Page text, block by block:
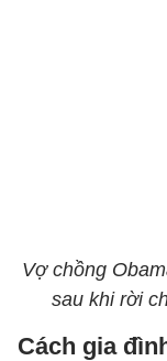
Vợ chồng
sau khi rời
Cách gia